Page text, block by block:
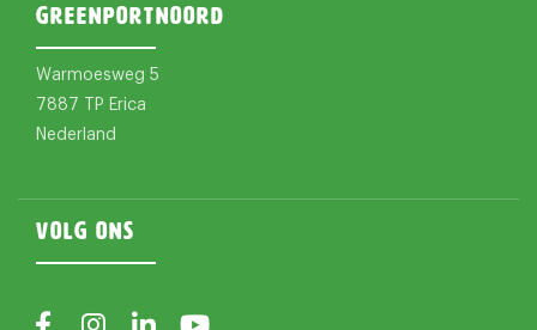
Greenportnoord
Warmoesweg 5
7887 TP Erica
Nederland
Volg ons